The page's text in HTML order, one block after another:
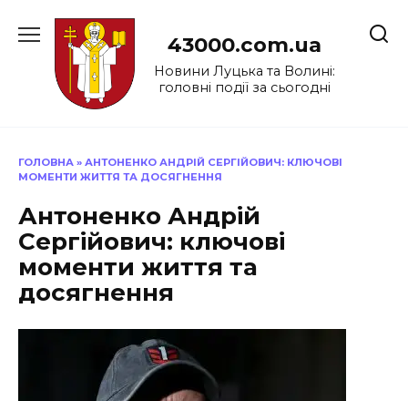
до
43000.com.ua
Новини Луцька та Волині:
головні події за сьогодні
ГОЛОВНА » АНТОНЕНКО АНДРІЙ СЕРГІЙОВИЧ: КЛЮЧОВІ
МОМЕНТИ ЖИТТЯ ТА ДОСЯГНЕННЯ
Антоненко Андрій
Сергійович: ключові
моменти життя та
досягнення